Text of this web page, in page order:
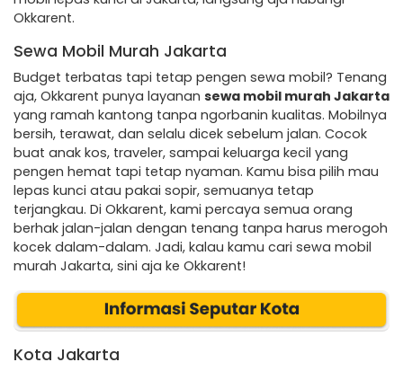
Okkarent.
Sewa Mobil Murah Jakarta
Budget terbatas tapi tetap pengen sewa mobil? Tenang
aja, Okkarent punya layanan sewa mobil murah Jakarta
yang ramah kantong tanpa ngorbanin kualitas. Mobilnya
bersih, terawat, dan selalu dicek sebelum jalan. Cocok
buat anak kos, traveler, sampai keluarga kecil yang
pengen hemat tapi tetap nyaman. Kamu bisa pilih mau
lepas kunci atau pakai sopir, semuanya tetap
terjangkau. Di Okkarent, kami percaya semua orang
berhak jalan-jalan dengan tenang tanpa harus merogoh
kocek dalam-dalam. Jadi, kalau kamu cari sewa mobil
murah Jakarta, sini aja ke Okkarent!
Kota Jakarta